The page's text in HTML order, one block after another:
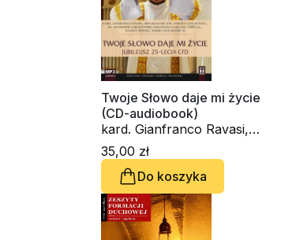
Twoje Słowo daje mi życie
(CD-audiobook)
kard. Gianfranco Ravasi,
kardynał Grzegorz Ryś,
Amedeo Cencini FdCC, ks.
Waldemar Chrostowski,
Innocenzo Gargano
OSBCam., Danuta Piekarz,
Marko Ivan Rupnik SJ
35,00 zł
Do koszyka